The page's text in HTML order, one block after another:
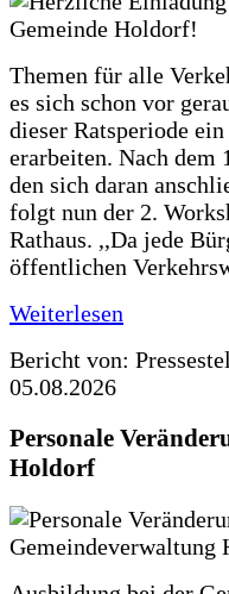
Themen für alle
es sich schon vor
dieser Ratsperiode
erarbeiten. Nach
den sich daran
folgt nun der 2.
Rathaus. ,,Da jede
öffentlichen
Weiterlesen
Bericht von:
05.08.2026
Personale
Holdorf